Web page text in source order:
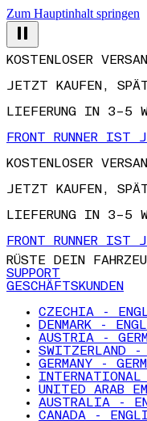
Zum Hauptinhalt springen
KOSTENLOSER
JETZT KAUFEN,
LIEFERUNG IN 3–5
FRONT RUNNER
KOSTENLOSER
JETZT KAUFEN,
LIEFERUNG IN 3–5
FRONT RUNNER
RÜSTE DEIN
SUPPORT
GESCHÄFTSKUNDEN
CZECHIA -
DENMARK -
AUSTRIA -
SWITZERLAND -
GERMANY -
UNITED ARAB
AUSTRALIA -
CANADA -